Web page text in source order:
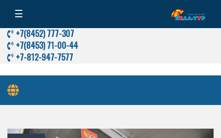
☰
+7(8452) 777-307
+7(8453) 71-00-44
+7-812-947-7577